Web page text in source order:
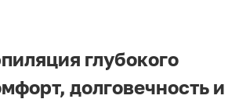
глубокого
долговечность и